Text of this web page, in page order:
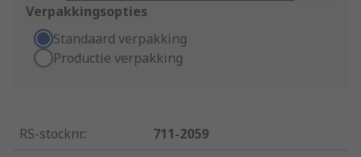
Verpakkingsopties
Standaard verpakking
Productie verpakking
RS-stocknr.:
711-2059